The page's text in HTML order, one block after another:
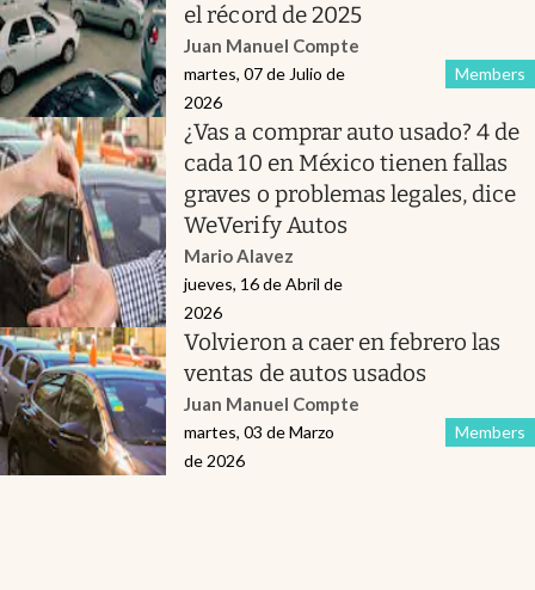
el récord de 2025
Juan Manuel Compte
Members
martes, 07 de Julio de
2026
¿Vas a comprar auto usado? 4 de
cada 10 en México tienen fallas
graves o problemas legales, dice
WeVerify Autos
Mario Alavez
jueves, 16 de Abril de
2026
Volvieron a caer en febrero las
ventas de autos usados
Juan Manuel Compte
Members
martes, 03 de Marzo
de 2026